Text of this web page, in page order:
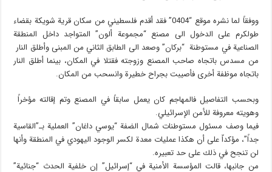
ووفقاً لما نشره موقع “0404” فقد أقدم فلسطيني من سكان قرية شويكة بقضاء
طولكرم على الدخول الى مصنع “مجموعة ألون” المتواجد داخل المنطقة
الصناعية في مستوطنة “بركان” وصعد الى الطابق الثاني من المبنى وأطلق النار
من مسدس باتجاه صاحب المصنع وزوجته فقتلا في المكان، بينما أطلق النار
باتجاه موظفة أخرى فأصيبت بجراح خطيرة وانسحب من المكان.
وبحسب التفاصيل فالمهاجم كان يعمل سابقاً في المصنع وتم إقالته مؤخراً
وهويته معروفة للأمن الإسرائيلي.
فيما وصف مسئول مستوطنات شمال الضفة “يوسي داغان” العملية بـ”القاسية
جداً”، مؤكداّ على أن هكذا عمليات معدة لكسر الوجود اليهودي في المنطقة وأنها
لن تنجح في ذلك على حد تعبيره.
من جانبها، قالت المؤسسة الأمنية في “إسرائيل” إن خلفية الحدث “جنائية”